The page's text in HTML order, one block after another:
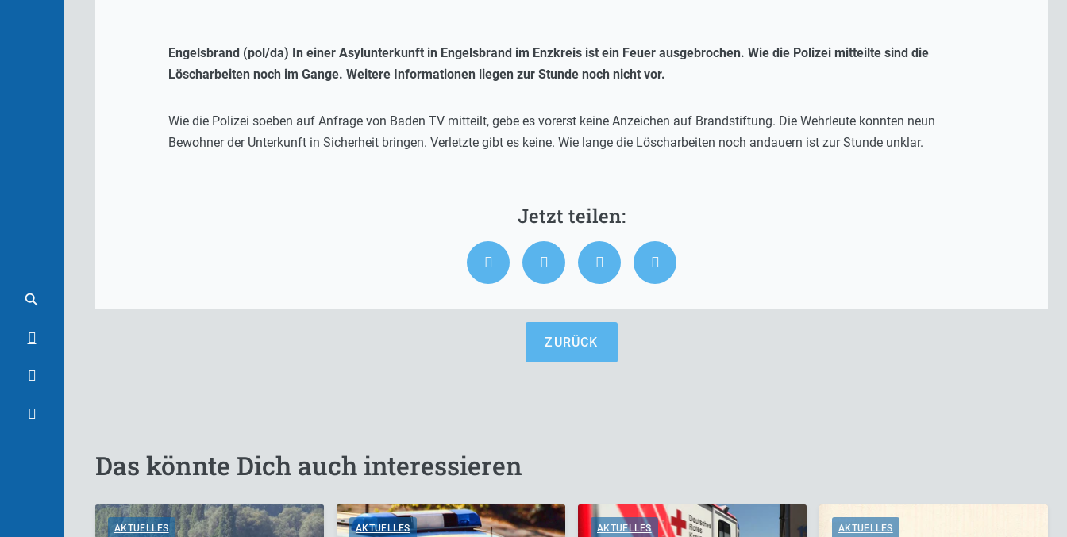
Engelsbrand (pol/da) In einer Asylunterkunft in Engelsbrand im Enzkreis ist ein Feuer ausgebrochen. Wie die Polizei mitteilte sind die
Löscharbeiten noch im Gange. Weitere Informationen liegen zur Stunde noch nicht vor.
Wie die Polizei soeben auf Anfrage von Baden TV mitteilt, gebe es vorerst keine Anzeichen auf Brandstiftung. Die Wehrleute konnten neun
Bewohner der Unterkunft in Sicherheit bringen. Verletzte gibt es keine. Wie lange die Löscharbeiten noch andauern ist zur Stunde unklar.
ZURÜCK
Das könnte Dich auch interessieren
AKTUELLES AKTUELLES AKTUELLES AKTUELLES